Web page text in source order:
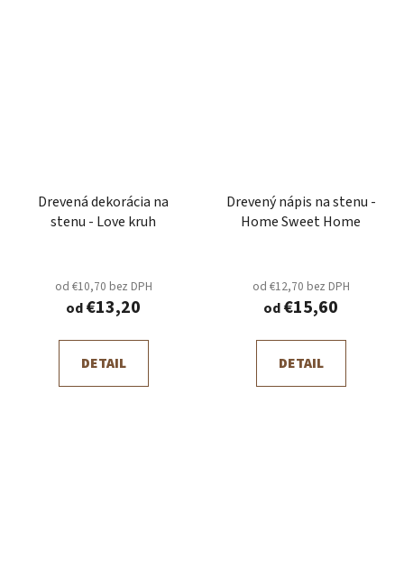
Drevená dekorácia na
stenu - Love kruh
od €10,70 bez DPH
od€13,20
DETAIL
Drevený nápis na stenu -
Home Sweet Home
od €12,70 bez DPH
od€15,60
DETAIL